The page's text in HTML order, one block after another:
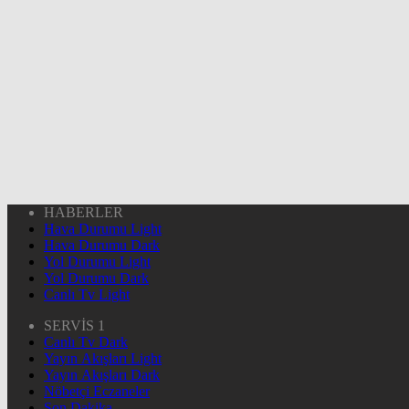
HABERLER
Hava Durumu Light
Hava Durumu Dark
Yol Durumu Light
Yol Durumu Dark
Canlı Tv Light
SERVİS 1
Canlı Tv Dark
Yayın Akışları Light
Yayın Akışları Dark
Nöbetçi Eczaneler